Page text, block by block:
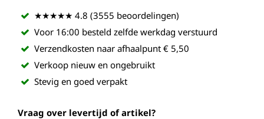
★★★★★ 4.8 (3555 beoordelingen)
Voor 16:00 besteld zelfde werkdag verstuurd
Verzendkosten naar afhaalpunt € 5,50
Verkoop nieuw en ongebruikt
Stevig en goed verpakt
Vraag over levertijd of artikel?